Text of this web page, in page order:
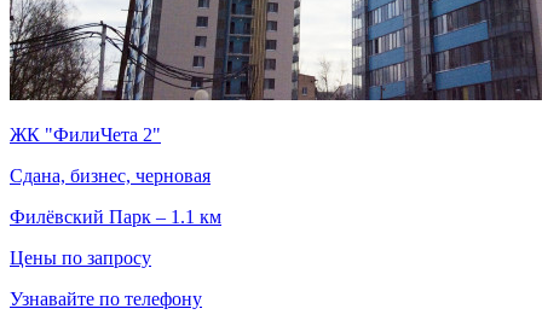
ЖК "ФилиЧета 2"
Сдана, бизнес, черновая
Филёвский Парк – 1.1 км
Цены по запросу
Узнавайте по телефону